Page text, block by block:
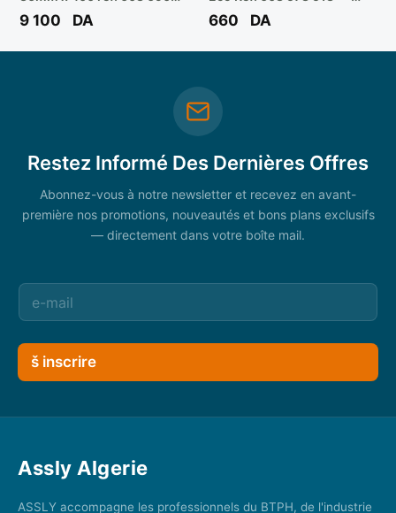
108 ** BOSCH
9 100 DA
BOSCH
660 DA
Restez Informé Des Dernières Offres
Abonnez-vous à notre newsletter et recevez en avant-
première nos promotions, nouveautés et bons plans exclusifs
— directement dans votre boîte mail.
š inscrire
Assly Algerie
ASSLY accompagne les professionnels du BTPH, de l'industrie